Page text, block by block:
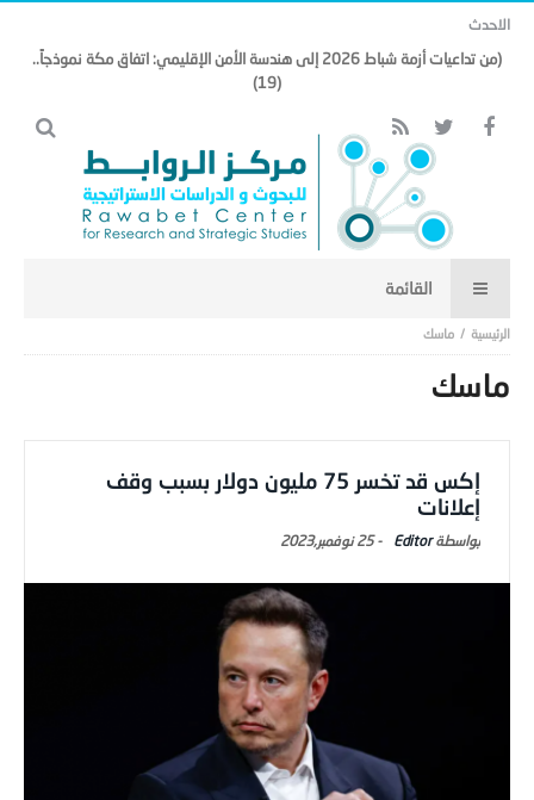
الاحدث
(من تداعيات أزمة شباط 2026 إلى هندسة الأمن الإقليمي: اتفاق مكة نموذجاً..
(19)
ماسك
ماسك
إكس قد تخسر 75 مليون دولار بسبب وقف
إعلانات
Editor
-25 نوفمبر,2023